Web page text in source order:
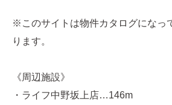
※このサイトは物件カタログになっ
ります。
《周辺施設》
・ライフ中野坂上店…146m